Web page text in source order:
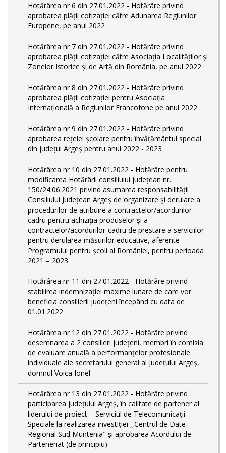
Hotărârea nr 6 din 27.01.2022 - Hotărâre privind
aprobarea plății cotizației către Adunarea Regiunilor
Europene, pe anul 2022
Hotărârea nr 7 din 27.01.2022 - Hotărâre privind
aprobarea plății cotizației către Asociația Localităților și
Zonelor Istorice și de Artă din România, pe anul 2022
Hotărârea nr 8 din 27.01.2022 - Hotărâre privind
aprobarea plății cotizației pentru Asociația
Internațională a Regiunilor Francofone pe anul 2022
Hotărârea nr 9 din 27.01.2022 - Hotărâre privind
aprobarea rețelei școlare pentru învățământul special
din județul Argeș pentru anul 2022 - 2023
Hotărârea nr 10 din 27.01.2022 - Hotărâre pentru
modificarea Hotărârii consiliului județean nr.
150/24.06.2021 privind asumarea responsabilității
Consiliului Județean Argeș de organizare şi derulare a
procedurilor de atribuire a contractelor/acordurilor-
cadru pentru achiziţia produselor şi a
contractelor/acordurilor-cadru de prestare a serviciilor
pentru derularea măsurilor educative, aferente
Programului pentru școli al României, pentru perioada
2021 – 2023
Hotărârea nr 11 din 27.01.2022 - Hotărâre privind
stabilirea indemnizației maxime lunare de care vor
beneficia consilierii județeni începând cu data de
01.01.2022
Hotărârea nr 12 din 27.01.2022 - Hotărâre privind
desemnarea a 2 consilieri județeni, membri în comisia
de evaluare anuală a performanțelor profesionale
individuale ale secretarului general al județului Argeș,
domnul Voica Ionel
Hotărârea nr 13 din 27.01.2022 - Hotărâre privind
participarea județului Argeș, în calitate de partener al
liderului de proiect – Serviciul de Telecomunicații
Speciale la realizarea investiției ,,Centrul de Date
Regional Sud Muntenia" și aprobarea Acordului de
Parteneriat (de principiu)